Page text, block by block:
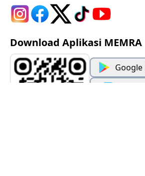
Download Aplikasi MEMRA
Google